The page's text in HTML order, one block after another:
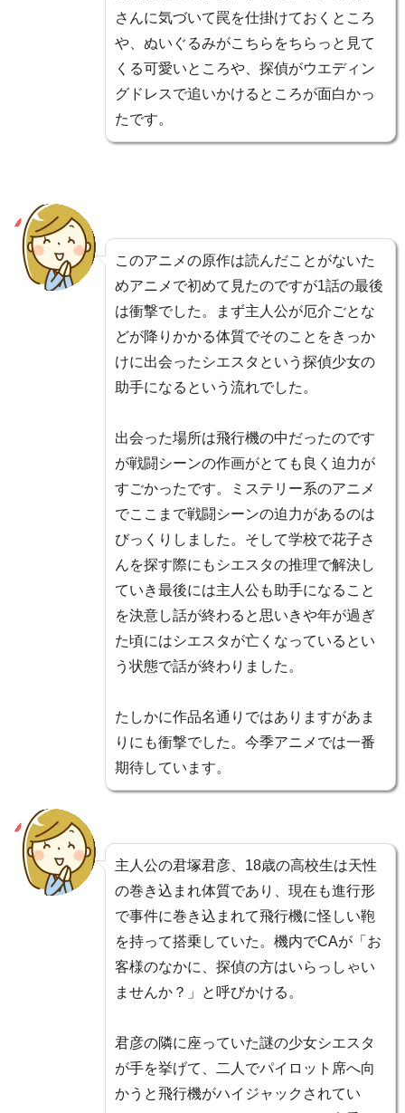
さんに気づいて罠を仕掛けておくところ
や、ぬいぐるみがこちらをちらっと見て
くる可愛いところや、探偵がウエディン
グドレスで追いかけるところが面白かっ
たです。
このアニメの原作は読んだことがないた
めアニメで初めて見たのですが1話の最後
は衝撃でした。まず主人公が厄介ごとな
どが降りかかる体質でそのことをきっか
けに出会ったシエスタという探偵少女の
助手になるという流れでした。
出会った場所は飛行機の中だったのです
が戦闘シーンの作画がとても良く迫力が
すごかったです。ミステリー系のアニメ
でここまで戦闘シーンの迫力があるのは
びっくりしました。そして学校で花子さ
んを探す際にもシエスタの推理で解決し
ていき最後には主人公も助手になること
を決意し話が終わると思いきや年が過ぎ
た頃にはシエスタが亡くなっているとい
う状態で話が終わりました。
たしかに作品名通りではありますがあま
りにも衝撃でした。今季アニメでは一番
期待しています。
主人公の君塚君彦、18歳の高校生は天性
の巻き込まれ体質であり、現在も進行形
で事件に巻き込まれて飛行機に怪しい鞄
を持って搭乗していた。機内でCAが「お
客様のなかに、探偵の方はいらっしゃい
ませんか？」と呼びかける。
君彦の隣に座っていた謎の少女シエスタ
が手を挙げて、二人でパイロット席へ向
かうと飛行機がハイジャックされてい